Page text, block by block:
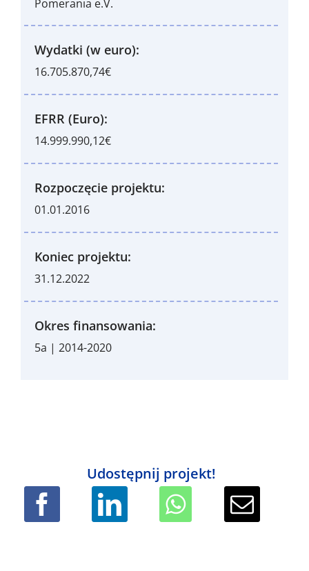
Pomerania e.V.
Wydatki (w euro):
16.705.870,74€
EFRR (Euro):
14.999.990,12€
Rozpoczęcie projektu:
01.01.2016
Koniec projektu:
31.12.2022
Okres finansowania:
5a | 2014-2020
Udostępnij projekt!